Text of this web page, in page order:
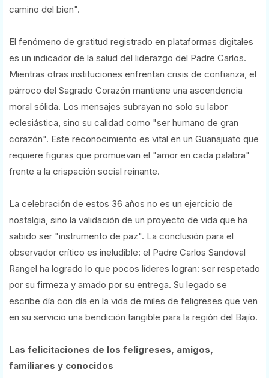
camino del bien".
El fenómeno de gratitud registrado en plataformas digitales
es un indicador de la salud del liderazgo del Padre Carlos.
Mientras otras instituciones enfrentan crisis de confianza, el
párroco del Sagrado Corazón mantiene una ascendencia
moral sólida. Los mensajes subrayan no solo su labor
eclesiástica, sino su calidad como "ser humano de gran
corazón". Este reconocimiento es vital en un Guanajuato que
requiere figuras que promuevan el "amor en cada palabra"
frente a la crispación social reinante.
La celebración de estos 36 años no es un ejercicio de
nostalgia, sino la validación de un proyecto de vida que ha
sabido ser "instrumento de paz". La conclusión para el
observador crítico es ineludible: el Padre Carlos Sandoval
Rangel ha logrado lo que pocos líderes logran: ser respetado
por su firmeza y amado por su entrega. Su legado se
escribe día con día en la vida de miles de feligreses que ven
en su servicio una bendición tangible para la región del Bajío.
Las felicitaciones de los feligreses, amigos,
familiares y conocidos